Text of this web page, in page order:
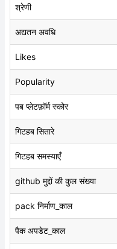
श्रेणी
अद्यतन अवधि
Likes
Popularity
पब प्लेटफ़ॉर्म स्कोर
गिटहब सितारे
गिटहब समस्याएँ
github मुद्दों की कुल संख्या
pack निर्माण_काल
पैक अपडेट_काल